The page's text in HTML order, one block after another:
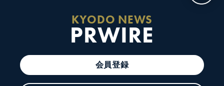
KYODO NEWS
PRWIRE
会員登録